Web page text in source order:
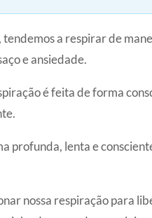
a respirar de
e ansiedade.
é feita de forma
profunda, lenta e
nossa respiração para